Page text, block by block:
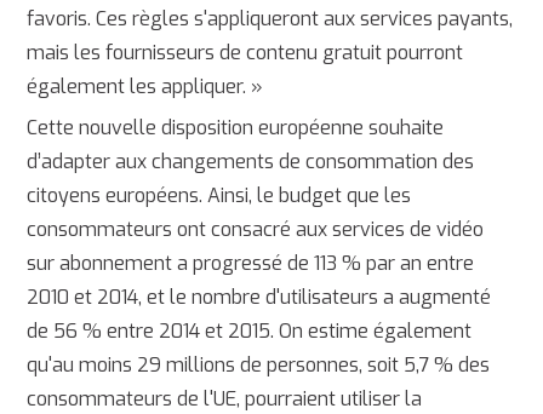
favoris. Ces règles s'appliqueront aux services payants,
mais les fournisseurs de contenu gratuit pourront
également les appliquer. »
Cette nouvelle disposition européenne souhaite
d’adapter aux changements de consommation des
citoyens européens. Ainsi, le budget que les
consommateurs ont consacré aux services de vidéo
sur abonnement a progressé de 113 % par an entre
2010 et 2014, et le nombre d'utilisateurs a augmenté
de 56 % entre 2014 et 2015. On estime également
qu'au moins 29 millions de personnes, soit 5,7 % des
consommateurs de l'UE, pourraient utiliser la